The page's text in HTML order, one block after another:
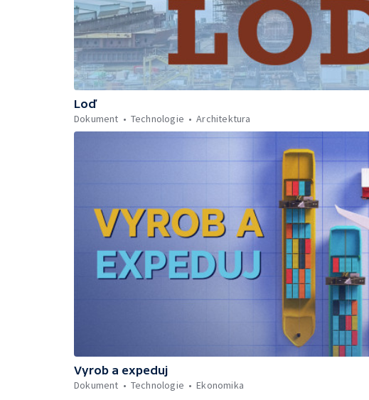
Loď
Dokument
Technologie Architektura
Vyrob a expeduj
Dokument
Technologie Ekonomika